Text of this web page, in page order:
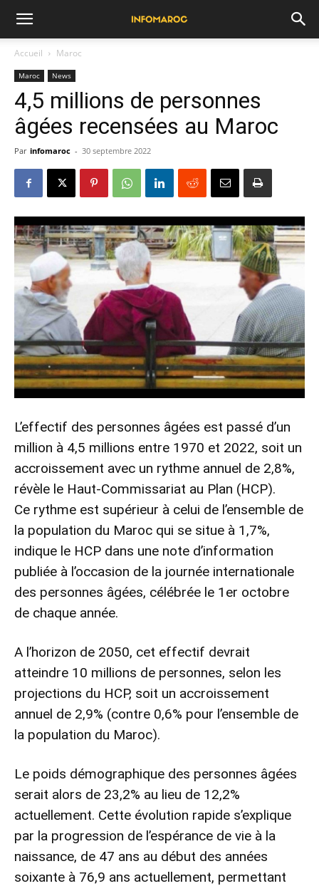
Accueil Maroc
Maroc News
4,5 millions de personnes
âgées recensées au Maroc
Par infomaroc - 30 septembre 2022
L’effectif des personnes âgées est passé d’un
million à 4,5 millions entre 1970 et 2022, soit un
accroissement avec un rythme annuel de 2,8%,
révèle le Haut-Commissariat au Plan (HCP).
Ce rythme est supérieur à celui de l’ensemble de
la population du Maroc qui se situe à 1,7%,
indique le HCP dans une note d’information
publiée à l’occasion de la journée internationale
des personnes âgées, célébrée le 1er octobre
de chaque année.
A l’horizon de 2050, cet effectif devrait
atteindre 10 millions de personnes, selon les
projections du HCP, soit un accroissement
annuel de 2,9% (contre 0,6% pour l’ensemble de
la population du Maroc).
Le poids démographique des personnes âgées
serait alors de 23,2% au lieu de 12,2%
actuellement. Cette évolution rapide s’explique
par la progression de l’espérance de vie à la
naissance, de 47 ans au début des années
soixante à 76,9 ans actuellement, permettant